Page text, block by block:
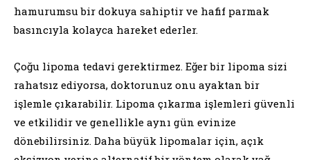
hamurumsu bir dokuya sahiptir ve hafif parmak
basıncıyla kolayca hareket ederler.
Çoğu lipoma tedavi gerektirmez. Eğer bir lipoma sizi
rahatsız ediyorsa, doktorunuz onu ayaktan bir
işlemle çıkarabilir. Lipoma çıkarma işlemleri güvenli
ve etkilidir ve genellikle aynı gün evinize
dönebilirsiniz. Daha büyük lipomalar için, açık